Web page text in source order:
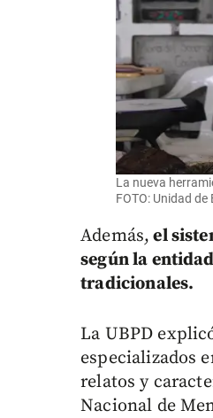
La nueva
FOTO: Unidad
Además, el
según la
tradicionales.
La UBPD
especializados
relatos y
Nacional de